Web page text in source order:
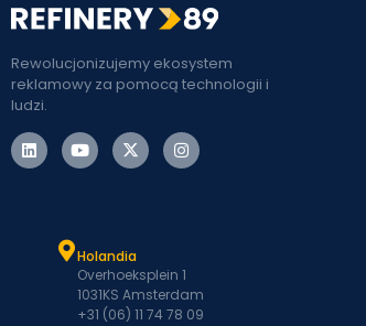
Rewolucjonizujemy ekosystem
reklamowy za pomocą technologii i
ludzi.
Holandia
Overhoeksplein 1
1031KS Amsterdam
+31 (06) 11 74 78 09